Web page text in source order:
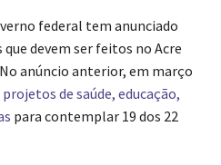
federal tem anunciado
devem ser feitos no Acre
No anúncio anterior, em março
de saúde, educação,
para contemplar 19 dos 22